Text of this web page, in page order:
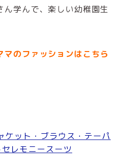
学んで、楽しい幼稚園生
マのファッションはこちら
ケット・ブラウス・テーパ
レモニースーツ